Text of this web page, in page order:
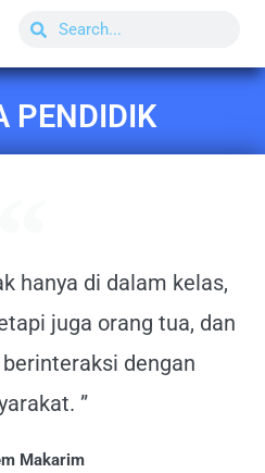
Search
Search
PENDIDIK
hanya di dalam kelas,
juga orang tua, dan
dengan
”
Makarim